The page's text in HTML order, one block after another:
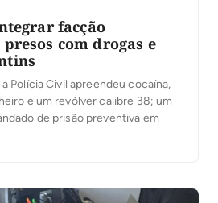
facção
com drogas e
Polícia Civil apreendeu cocaína,
e um revólver calibre 38; um
de prisão preventiva em